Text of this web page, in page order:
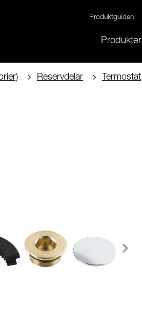
Produktguiden
Produkter
Reservdelar Termostat